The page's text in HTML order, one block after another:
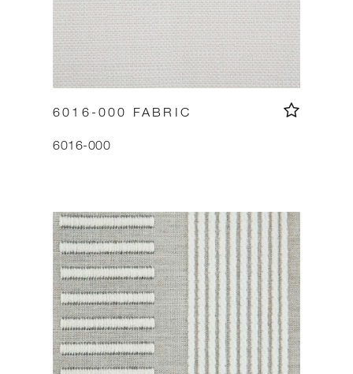
6016-000 FABRIC
6016-000